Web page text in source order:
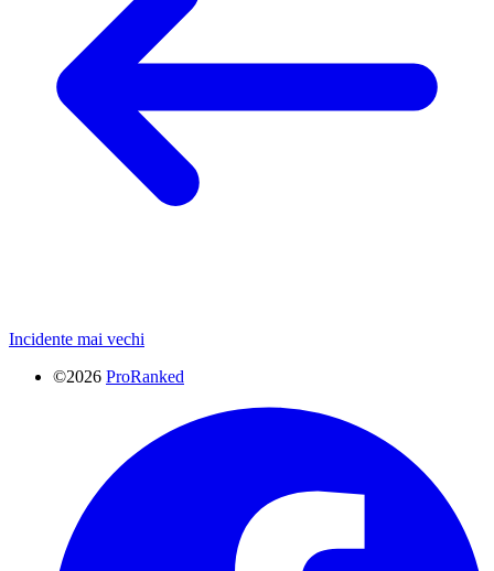
Incidente mai vechi
©2026 ProRanked